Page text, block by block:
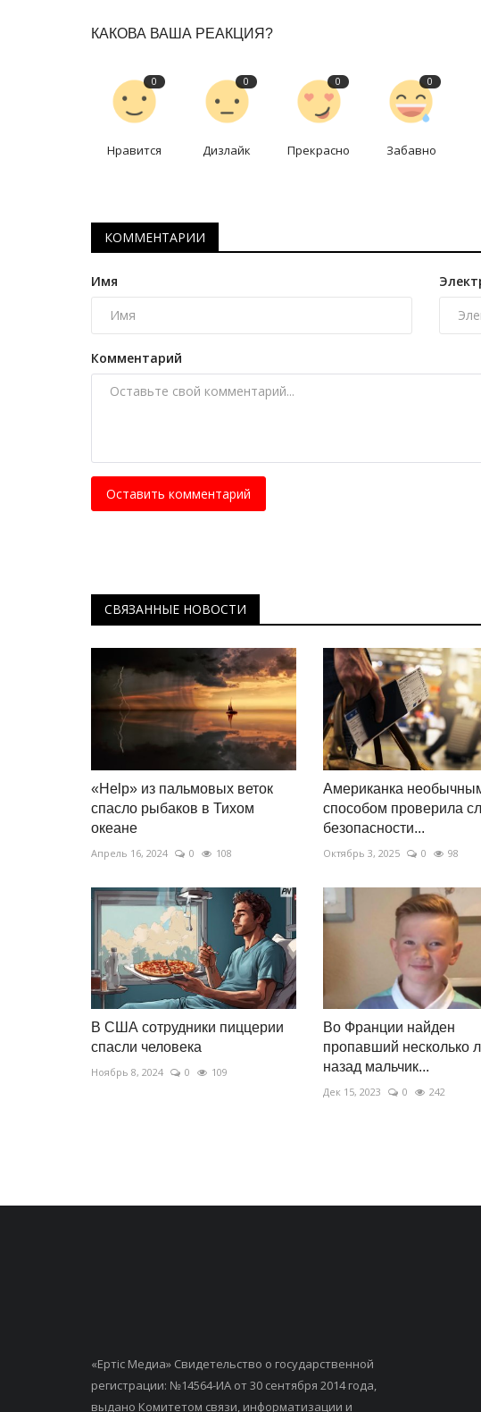
КАКОВА ВАША РЕАКЦИЯ?
0
Нравится
0
Дизлайк
0
Прекрасно
0
Забавно
КОММЕНТАРИИ
Имя
Комментарий
Оставить комментарий
СВЯЗАННЫЕ НОВОСТИ
«Help» из пальмовых веток
спасло рыбаков в Тихом
океане
Апрель 16, 2024 0 108
Американка
способом проверила
безопасности...
Октябрь 3, 2025 0 98
В США сотрудники пиццерии
спасли человека
Ноябрь 8, 2024 0 109
Во Франции найден
пропавший несколько
назад мальчик...
Дек 15, 2023 0 242
«Сарыарқа сыры»
Июль 18, 2026 0 308
В
«Ертiс Медиа» Свидетельство о государственной
регистрации: №14564-ИА от 30 сентября 2014 года,
выдано Комитетом связи, информатизации и